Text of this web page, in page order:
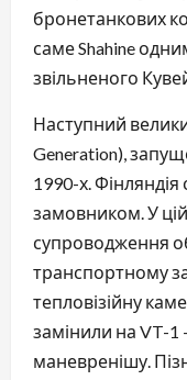
бронетанкових
саме Shahine
звільненого
Наступний
Generation),
1990-х.
замовником. У
супроводження
транспортному
тепловізійну
замінили на VT-
маневренішу.